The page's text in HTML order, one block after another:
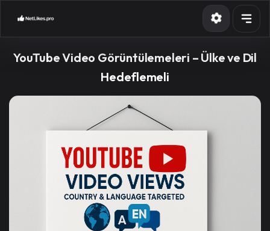
API
Üye girişi Hızlı Üyelik
YouTube Video Görüntülemeleri – Ülke ve Dil
Hedeflemeli